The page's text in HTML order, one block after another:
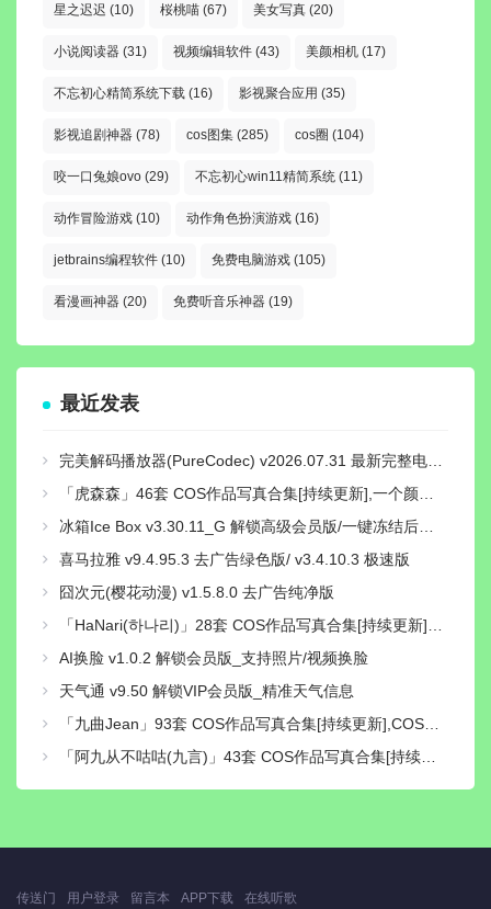
星之迟迟 (10) 桜桃喵 (67) 美女写真 (20)
小说阅读器 (31) 视频编辑软件 (43) 美颜相机 (17)
不忘初心精简系统下载 (16) 影视聚合应用 (35)
影视追剧神器 (78) cos图集 (285) cos圈 (104)
咬一口兔娘ovo (29) 不忘初心win11精简系统 (11)
动作冒险游戏 (10) 动作角色扮演游戏 (16)
jetbrains编程软件 (10) 免费电脑游戏 (105)
看漫画神器 (20) 免费听音乐神器 (19)
最近发表
完美解码播放器(PureCodec) v2026.07.31 最新完整电脑版 | 电脑播放器影音解码包
「虎森森」46套 COS作品写真合集[持续更新],一个颜值与才华并存的Coser小姐姐
冰箱Ice Box v3.30.11_G 解锁高级会员版/一键冻结后台运行/省电省流
喜马拉雅 v9.4.95.3 去广告绿色版/ v3.4.10.3 极速版
囧次元(樱花动漫) v1.5.8.0 去广告纯净版
「HaNari(하나리)」28套 COS作品写真合集[持续更新]，魅力模特与音乐魔法师的双重身份
AI换脸 v1.0.2 解锁会员版_支持照片/视频换脸
天气通 v9.50 解锁VIP会员版_精准天气信息
「九曲Jean」93套 COS作品写真合集[持续更新],COS界的独特魅力与神秘性别之谜
「阿九从不咕咕(九言)」43套 COS作品写真合集[持续更新]，用心演绎舞台上的魅力！
传送门 用户登录 留言本 APP下载 在线听歌